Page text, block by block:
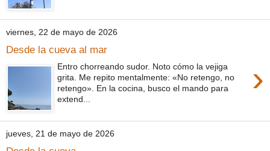
viernes, 22 de mayo de 2026
Desde la cueva al mar
›
Entro chorreando sudor. Noto cómo la vejiga
grita. Me repito mentalmente: «No retengo, no
retengo». En la cocina, busco el mando para
extend...
jueves, 21 de mayo de 2026